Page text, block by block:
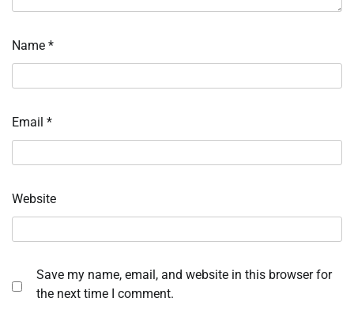
Name *
Email *
Website
Save my name, email, and website in this browser for
the next time I comment.